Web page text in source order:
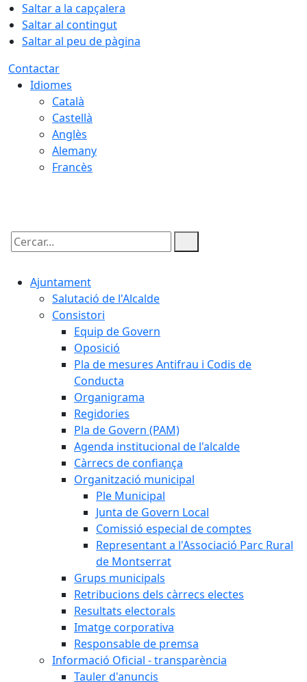
Saltar a la capçalera
Saltar al contingut
Saltar al peu de pàgina
Contactar
Idiomes
Català
Castellà
Anglès
Alemany
Francès
Cercar:
Ajuntament
Salutació de l'Alcalde
Consistori
Equip de Govern
Oposició
Pla de mesures Antifrau i Codis de
Conducta
Organigrama
Regidories
Pla de Govern (PAM)
Agenda institucional de l'alcalde
Càrrecs de confiança
Organització municipal
Ple Municipal
Junta de Govern Local
Comissió especial de comptes
Representant a l'Associació Parc Rural
de Montserrat
Grups municipals
Retribucions dels càrrecs electes
Resultats electorals
Imatge corporativa
Responsable de premsa
Informació Oficial - transparència
Tauler d'anuncis